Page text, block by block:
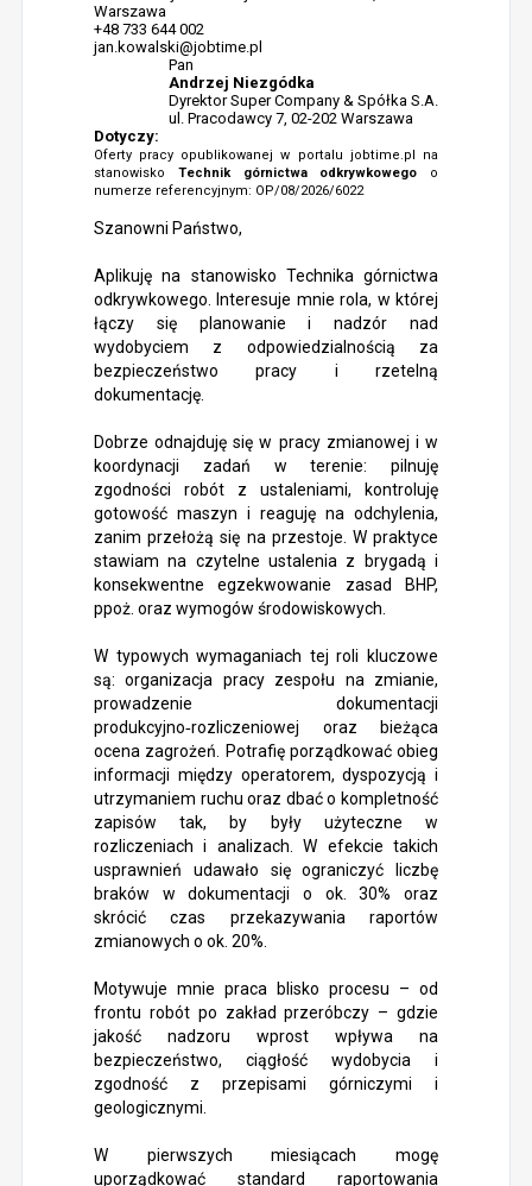
Warszawa
+48 733 644 002
jan.kowalski@jobtime.pl
Pan
Andrzej Niezgódka
Dyrektor Super Company & Spółka S.A.
ul. Pracodawcy 7, 02-202 Warszawa
Dotyczy:
Oferty pracy opublikowanej w portalu jobtime.pl na
stanowisko Technik górnictwa odkrywkowego o
numerze referencyjnym: OP/08/2026/6022
Szanowni Państwo,
Aplikuję na stanowisko Technika górnictwa
odkrywkowego. Interesuje mnie rola, w której
łączy się planowanie i nadzór nad
wydobyciem z odpowiedzialnością za
bezpieczeństwo pracy i rzetelną
dokumentację.
Dobrze odnajduję się w pracy zmianowej i w
koordynacji zadań w terenie: pilnuję
zgodności robót z ustaleniami, kontroluję
gotowość maszyn i reaguję na odchylenia,
zanim przełożą się na przestoje. W praktyce
stawiam na czytelne ustalenia z brygadą i
konsekwentne egzekwowanie zasad BHP,
ppoż. oraz wymogów środowiskowych.
W typowych wymaganiach tej roli kluczowe
są: organizacja pracy zespołu na zmianie,
prowadzenie dokumentacji
produkcyjno‑rozliczeniowej oraz bieżąca
ocena zagrożeń. Potrafię porządkować obieg
informacji między operatorem, dyspozycją i
utrzymaniem ruchu oraz dbać o kompletność
zapisów tak, by były użyteczne w
rozliczeniach i analizach. W efekcie takich
usprawnień udawało się ograniczyć liczbę
braków w dokumentacji o ok. 30% oraz
skrócić czas przekazywania raportów
zmianowych o ok. 20%.
Motywuje mnie praca blisko procesu – od
frontu robót po zakład przeróbczy – gdzie
jakość nadzoru wprost wpływa na
bezpieczeństwo, ciągłość wydobycia i
zgodność z przepisami górniczymi i
geologicznymi.
W pierwszych miesiącach mogę
uporządkować standard raportowania